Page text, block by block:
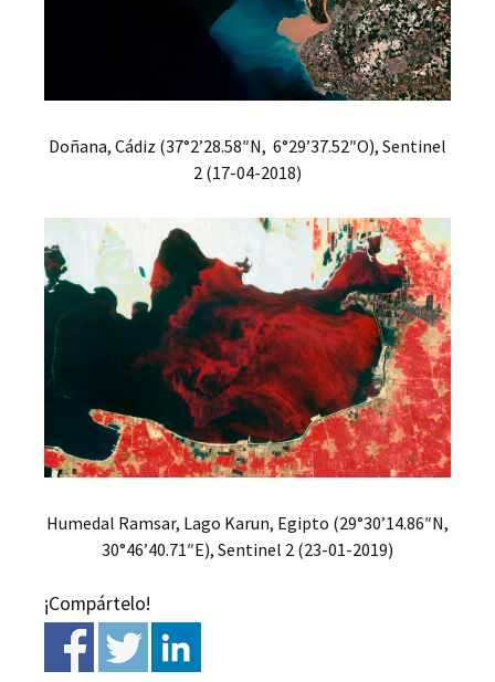
Doñana, Cádiz (37°2’28.58″N, 6°29’37.52″O), Sentinel
2 (17-04-2018)
Humedal Ramsar, Lago Karun, Egipto (29°30’14.86″N,
30°46’40.71″E), Sentinel 2 (23-01-2019)
¡Compártelo!